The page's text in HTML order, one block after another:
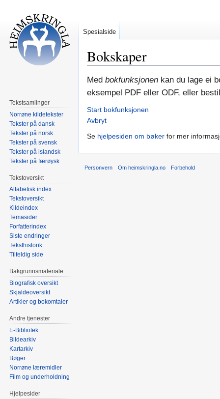
Bokskaper
Hopp
til
Hopp
til
Med bokfunksjonen kan du lage ei
eksempel PDF eller ODF, eller
Start bokfunksjonen
Avbryt
Se hjelpesiden om bøker for mer
Spesialside
Tekstsamlinger
Norrøne kildetekster
Tekster på dansk
Tekster på norsk
Tekster på svensk
Tekster på islandsk
Tekster på færøysk
Tekstoversikt
Alfabetisk index
Tekstoversikt
Kildeindex
Temasider
Forfatterindex
Siste endringer
Teksthistorik
Tilfeldig side
Bakgrunnsmateriale
Biografisk oversikt
Skjaldeoversikt
Artikler og bokomtaler
Andre tjenester
E-Bibliotek
Bildearkiv
Kartarkiv
Bøger
Norrøne læremidler
Film og underholdning
Hjelpesider
Personvern Om heimskringla.no Forbehold